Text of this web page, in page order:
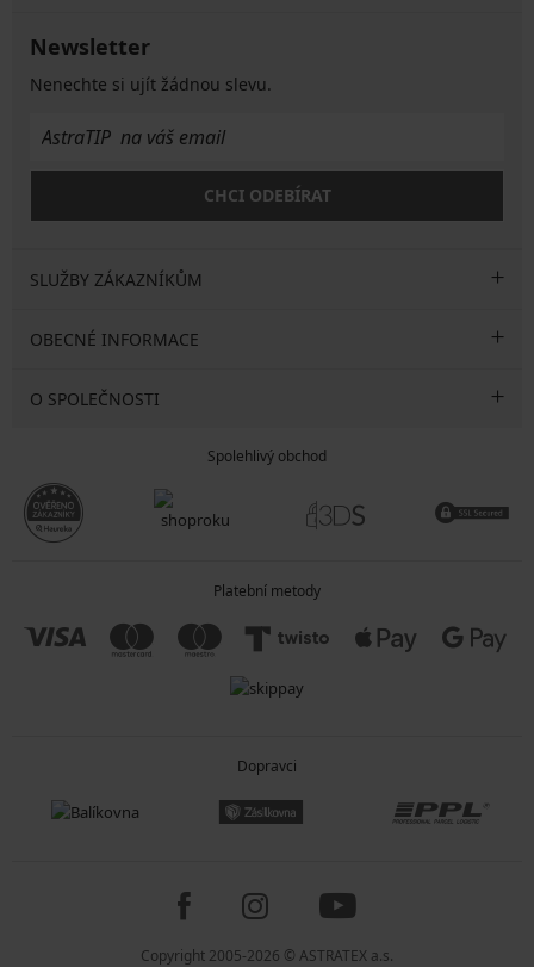
Newsletter
Nenechte si ujít žádnou slevu.
CHCI ODEBÍRAT
SLUŽBY ZÁKAZNÍKŮM
OBECNÉ INFORMACE
O SPOLEČNOSTI
Spolehlivý obchod
Platební metody
Dopravci
Copyright 2005-2026 © ASTRATEX a.s.